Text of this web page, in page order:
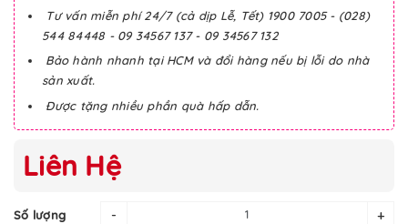
Tư vấn miễn phí 24/7 (cả dịp Lễ, Tết) 1900 7005 - (028)
544 84448 - 09 34567 137 - 09 34567 132
Bảo hành nhanh tại HCM và đổi hàng nếu bị lỗi do nhà
sản xuất.
Được tặng nhiều phần quà hấp dẫn.
Liên Hệ
Số lượng - +